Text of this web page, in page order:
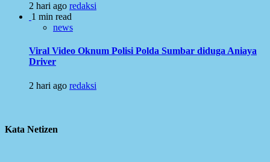
2 hari ago redaksi
1 min read
news
Viral Video Oknum Polisi Polda Sumbar diduga Aniaya
Driver
2 hari ago redaksi
Kata Netizen